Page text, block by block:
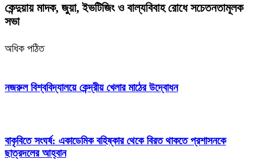
কেন্দুয়ায় মাদক, জুয়া, ইভটিজিং ও বাল্যবিবাহ রোধে সচেতনতামূলক
সভা
অধিক পঠিত
নজরুল বিশ্ববিদ্যালয়ে কেন্দ্রীয় খেলার মাঠের উদ্বোধন
বাকৃবিতে সংঘর্ষ: একাডেমিক বহিষ্কার থেকে বিরত থাকতে প্রশাসনকে
ছাত্রদলের আহ্বান